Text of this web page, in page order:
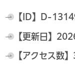
【ID】 D-
【更新日】
【アクセス数】